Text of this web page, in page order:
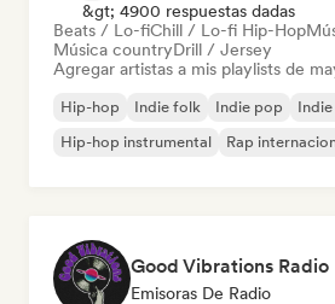
&gt; 4900 respuestas dadas
Beats / Lo-fiChill / Lo-fi Hip-Hop
Música countryDrill / Jersey
Agregar artistas a mis playlists de
Hip-hop Indie folk Indie pop
Hip-hop instrumental
Rap
Good Vibrations Radio
Emisoras De Radio